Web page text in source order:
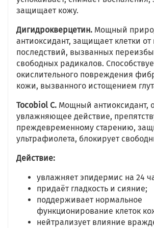
защищает кожу.
Дигидрокверцетин. Мощный
антиоксидант, защищает клетки
последствий, вызванных
свободных радикалов.
окислительного повреждения
кожи, вызванного истощением
Tocobiol C. Мощный антиоксидант,
увлажняющее действие,
преждевременному старению,
ультрафиолета, блокирует
Действие:
увлажняет эпидермис на 24
придаёт гладкость и сияние;
поддерживает нормальное
функционирование клеток
нейтрализует влияние